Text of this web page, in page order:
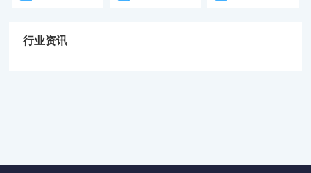
行业资讯